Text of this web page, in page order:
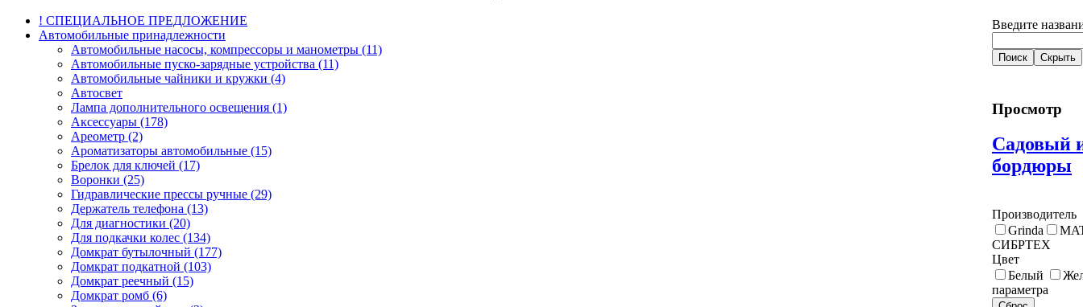
! СПЕЦИАЛЬНОЕ ПРЕДЛОЖЕНИЕ
Автомобильные принадлежности
Автомобильные насосы, компрессоры и манометры (11)
Автомобильные пуско-зарядные устройства (11)
Автомобильные чайники и кружки (4)
Автосвет
Лампа дополнительного освещения (1)
Аксессуары (178)
Ареометр (2)
Ароматизаторы автомобильные (15)
Брелок для ключей (17)
Воронки (25)
Гидравлические прессы ручные (29)
Держатель телефона (13)
Для диагностики (20)
Для подкачки колес (134)
Домкрат бутылочный (177)
Домкрат подкатной (103)
Домкрат реечный (15)
Домкрат ромб (6)
Введите
Просмотр
Садовый
бордюры
Производитель
Grinda
СИБРТЕХ
Цвет
Белый
параметра